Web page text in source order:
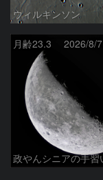
ウィルキンソン
月齢23.3 2026/8/7
政やんシニアの手習